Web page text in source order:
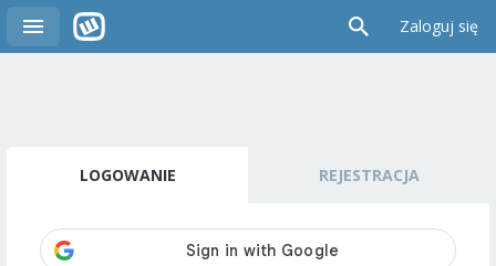
Zaloguj się
LOGOWANIE REJESTRACJA